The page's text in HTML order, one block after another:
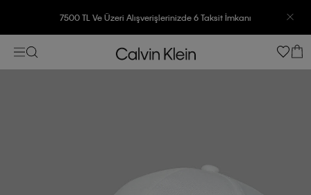
7500 TL Ve Üzeri Alışverişlerinizde 6 Taksit İmkanı